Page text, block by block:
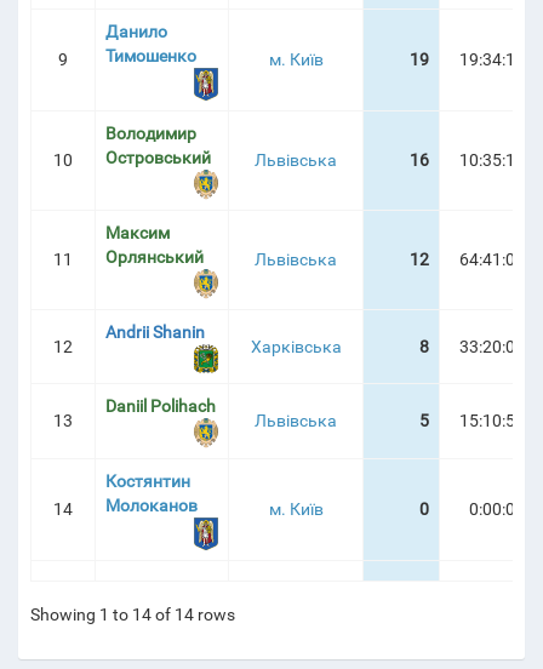
9
Данило
Тимошенко
м. Київ 19 19:34:16
10
Володимир
Островський
Львівська 16 10:35:14
11
Максим
Орлянський
Львівська 12 64:41:09
12
Andrii Shanin
Харківська 8 33:20:08
13
Daniil Polihach
Львівська 5 15:10:55
14
Костянтин
Молоканов
м. Київ 0 0:00:00
Showing 1 to 14 of 14 rows